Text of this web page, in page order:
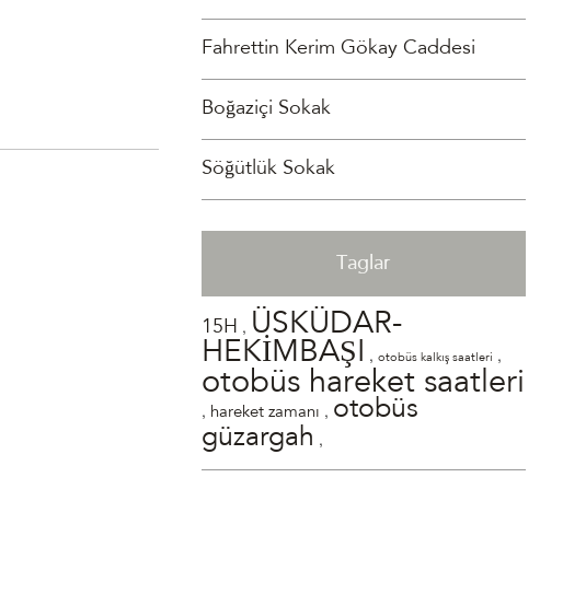
Fahrettin Kerim Gökay Caddesi
Boğaziçi Sokak
Söğütlük Sokak
Taglar
15H , ÜSKÜDAR-
HEKİMBAŞI ,otobüs kalkış saatleri ,
otobüs hareket saatleri
, hareket zamanı , otobüs
güzargah ,